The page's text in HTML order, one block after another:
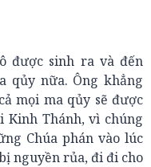
được sinh ra và đến
qủy nữa. Ông khẳng
mọi ma qủy sẽ được
Thánh, vì chúng
Chúa phán vào lúc
nguyền rủa, đi đi cho